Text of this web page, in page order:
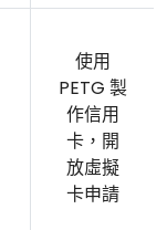
使用
PETG 製
作信用
卡，開
放虛擬
卡申請